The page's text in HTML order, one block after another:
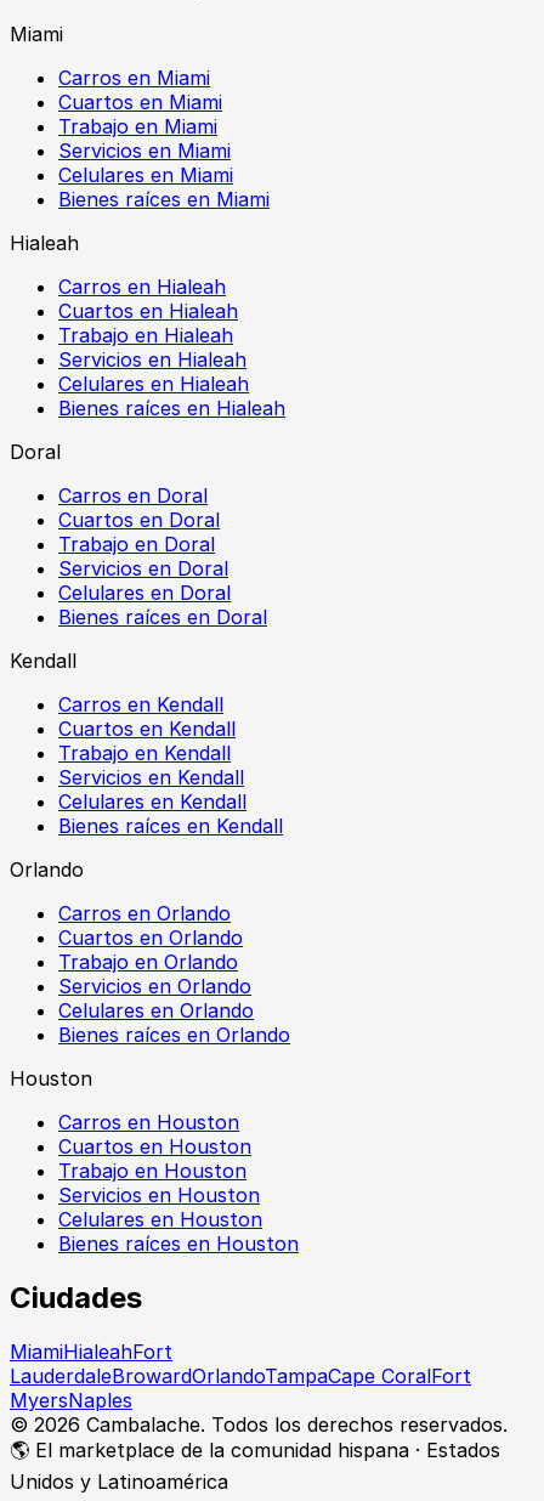
Miami
Carros en Miami
Cuartos en Miami
Trabajo en Miami
Servicios en Miami
Celulares en Miami
Bienes raíces en Miami
Hialeah
Carros en Hialeah
Cuartos en Hialeah
Trabajo en Hialeah
Servicios en Hialeah
Celulares en Hialeah
Bienes raíces en Hialeah
Doral
Carros en Doral
Cuartos en Doral
Trabajo en Doral
Servicios en Doral
Celulares en Doral
Bienes raíces en Doral
Kendall
Carros en Kendall
Cuartos en Kendall
Trabajo en Kendall
Servicios en Kendall
Celulares en Kendall
Bienes raíces en Kendall
Orlando
Carros en Orlando
Cuartos en Orlando
Trabajo en Orlando
Servicios en Orlando
Celulares en Orlando
Bienes raíces en Orlando
Houston
Carros en Houston
Cuartos en Houston
Trabajo en Houston
Servicios en Houston
Celulares en Houston
Bienes raíces en Houston
Ciudades
MiamiHialeahFort
LauderdaleBrowardOrlandoTampaCape CoralFort
MyersNaples
© 2026 Cambalache. Todos los derechos reservados.
🌎 El marketplace de la comunidad hispana · Estados
Unidos y Latinoamérica